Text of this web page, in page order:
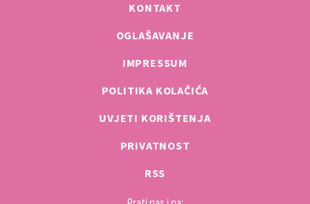
KONTAKT
OGLAŠAVANJE
IMPRESSUM
POLITIKA KOLAČIĆA
UVJETI KORIŠTENJA
PRIVATNOST
RSS